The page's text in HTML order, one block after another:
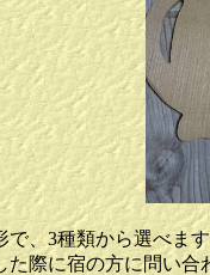
で、3種類から選べま
た際に宿の方に問い合